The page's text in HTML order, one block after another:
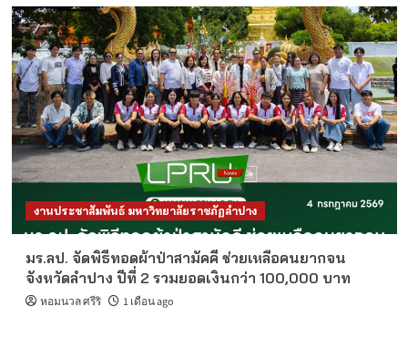
งานประชาสัมพันธ์ มหาวิทยาลัยราชภัฏลำปาง
มร.ลป. จัดพิธีทอดผ้าป่าสามัคคี ช่วยเหลือคนยากจน
จังหวัดลำปาง ปีที่ 2 รวมยอดเงินกว่า 100,000 บาท
หอมนวล ศรีริ 1 เดือน ago